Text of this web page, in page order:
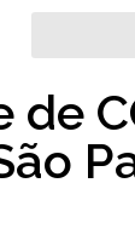
de